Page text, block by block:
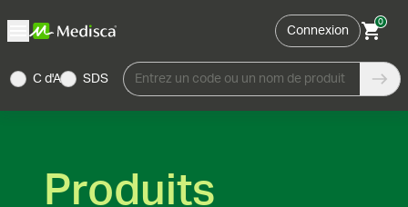
Connexion
0
C d'A SDS Entrez un code ou un nom de produit
Produits